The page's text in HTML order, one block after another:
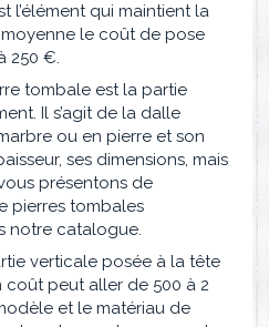
l’élément qui maintient la
le coût de pose
250 €.
tombale est la partie
Il s’agit de la dalle
ou en pierre et son
ses dimensions, mais
présentons de
pierres tombales
notre catalogue.
verticale posée à la tête
coût peut aller de 500 à 2
et le matériau de